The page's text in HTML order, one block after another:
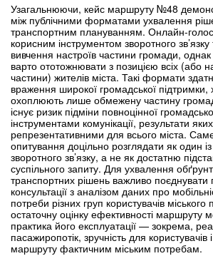
Узагальнюючи, кейс маршруту №48
між публічними форматами ухвалення
транспортним плануванням. Онлайн-
корисним інструментом зворотного
вивчення настроїв частини громади,
варто ототожнювати з позицією всіх (або
частини) жителів міста. Такі формати
враження широкої громадської
охоплюють лише обмежену частину
існує ризик підміни повноцінної
інструментами комунікації, результати
репрезентативними для всього міста.
опитування доцільно розглядати як один
зворотного зв’язку, а не як достатню
суспільного запиту. Для ухвалення
транспортних рішень важливо поєднувати
консультації з аналізом даних про
потреби різних груп користувачів
остаточну оцінку ефективності маршруту
практика його експлуатації — зокрема,
пасажиропотік, зручність для користувачів і
маршруту фактичним міським потребам.